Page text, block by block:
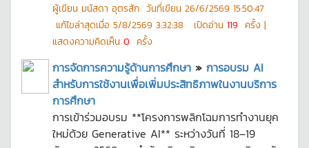
ผู้เขียน มนัสดา อุตรสัก วันที่เขียน 26/6/2569 15:50:47
แก้ไขล่าสุดเมื่อ 5/8/2569 3:32:38 เปิดอ่าน 119 ครั้ง |
แสดงความคิดเห็น 0 ครั้ง
การจัดการความรู้ด้านการศึกษา » การอบรม AI
สำหรับการใช้งานเพื่อเพิ่มประสิทธิภาพในงานบริการ
การศึกษา
การเข้าร่วมอบรม **โครงการพลิกโฉมการทำงานยุค
ใหม่ด้วย Generative AI** ระหว่างวันที่ 18–19